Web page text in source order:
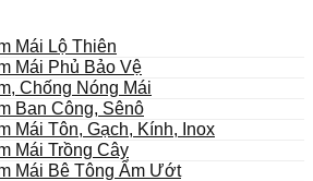
Mái Lộ Thiên
Mái Phủ Bảo Vệ
Chống Nóng Mái
Ban Công, Sênô
Mái Tôn, Gạch, Kính, Inox
Mái Trồng Cây
Mái Bê Tông Ẩm Ướt